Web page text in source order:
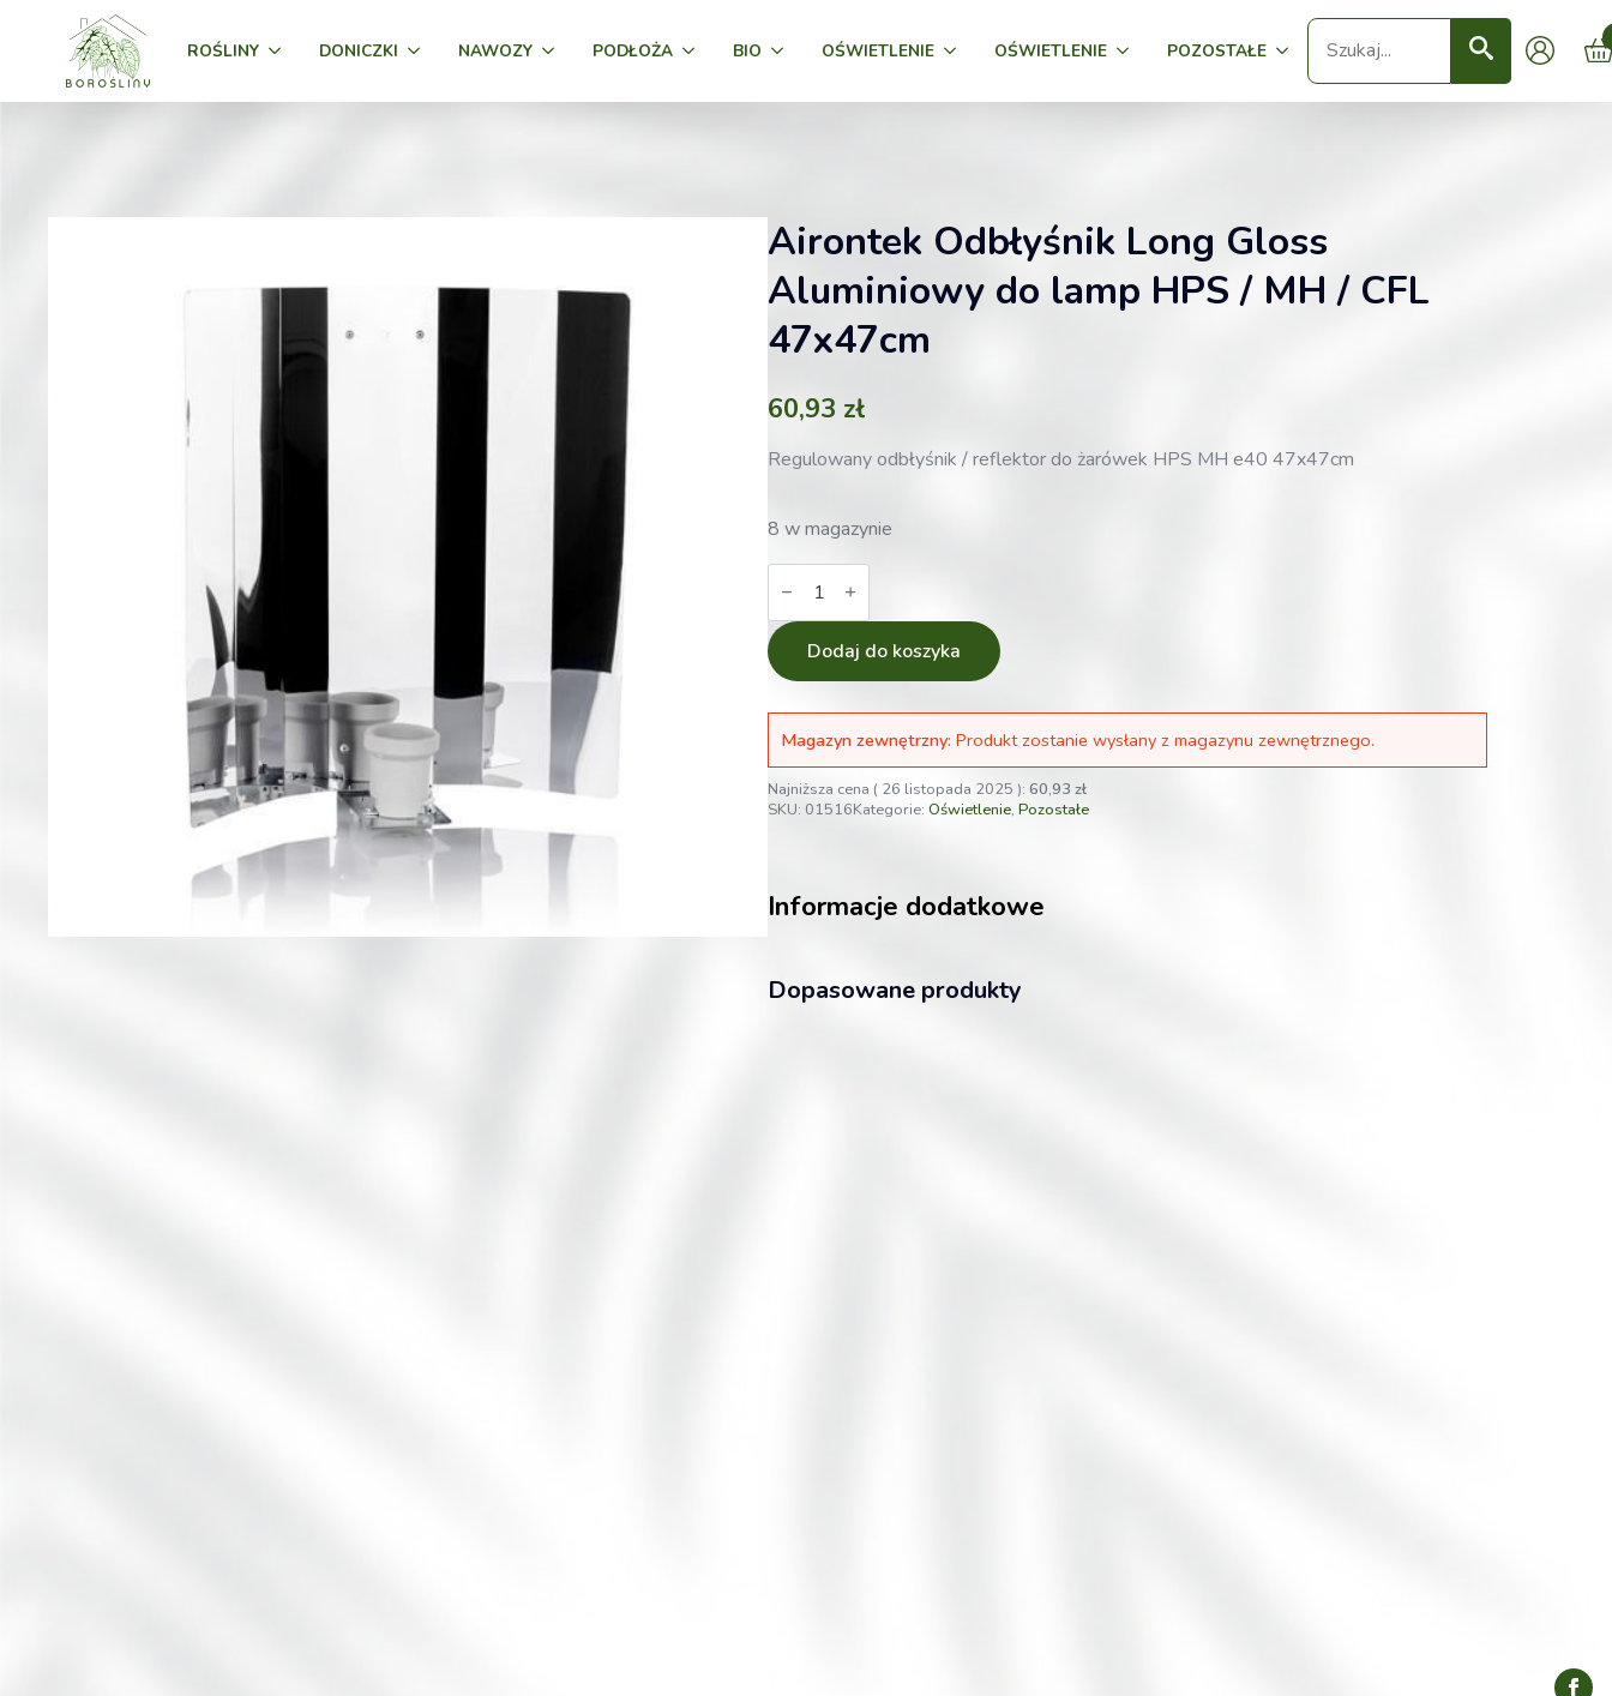
ROŚLINY DONICZKI NAWOZY PODŁOŻA BIO OŚWIETLENIE OŚWIETLENIE POZOSTAŁE
Seearch
Airontek Odbłyśnik Long Gloss
Aluminiowy do lamp HPS / MH / CFL
47x47cm
60,93 zł
Regulowany odbłyśnik / reflektor do żarówek HPS MH e40 47x47cm
8 w magazynie
ilość
Airontek
Long
Gloss
Aluminiowy
do
lamp
MH
/
CFL
47x47cm
Dodaj do koszyka
Magazyn zewnętrzny: Produkt zostanie wysłany z magazynu zewnętrznego.
Najniższa cena ( 26 listopada 2025 ): 60,93 zł
SKU: 01516Kategorie: Oświetlenie, Pozostałe
Informacje dodatkowe
Dopasowane produkty